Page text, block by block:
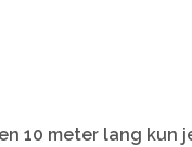
10 meter lang kun